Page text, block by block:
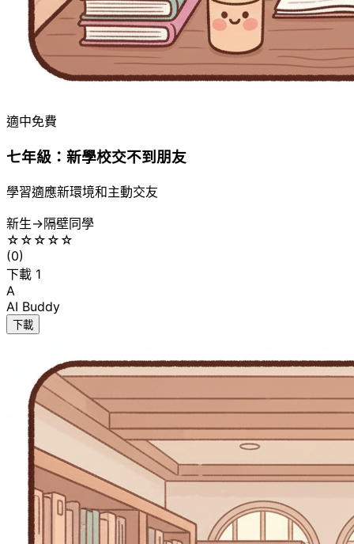
適中免費
七年級：新學校交不到朋友
學習適應新環境和主動交友
新生→隔壁同學
☆ ☆ ☆ ☆ ☆
(0)
下載 1
A
AI Buddy
下載